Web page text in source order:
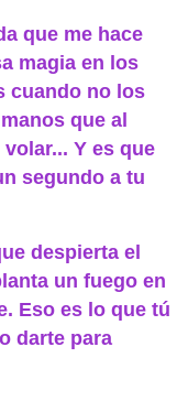
que me hace
magia en los
cuando no los
que al
Y es que
segundo a tu
despierta el
un fuego en
Eso es lo que tú
darte para